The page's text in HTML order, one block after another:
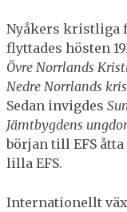
Nyåkers kristliga
flyttades hösten
Övre Norrlands
Nedre Norrlands
Sedan invigdes
Jämtbygdens
början till EFS
lilla EFS.
Internationellt